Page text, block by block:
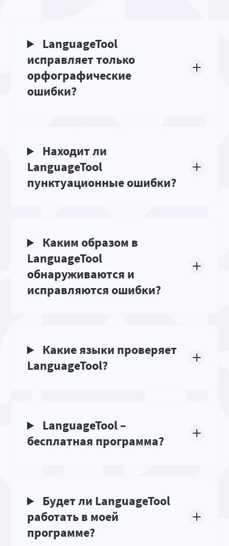
LanguageTool
исправляет только
орфографические
ошибки?
Находит ли
LanguageTool
пунктуационные ошибки?
Каким образом в
LanguageTool
обнаруживаются и
исправляются ошибки?
Какие языки проверяет
LanguageTool?
LanguageTool –
бесплатная программа?
Будет ли LanguageTool
работать в моей
программе?